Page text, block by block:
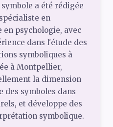
a été rédigée
en
psychologie, avec
dans l'étude des
symboliques à
à Montpellier,
la dimension
symboles dans
et développe des
symbolique.